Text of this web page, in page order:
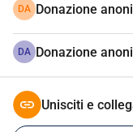
DA Donazione
DA Donazione
Unisciti e